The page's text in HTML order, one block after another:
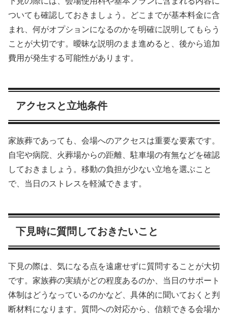
ついても確認しておきましょう。どこまでが基本料金に含
まれ、何がオプションになるのかを明確に説明してもらう
ことが大切です。曖昧な説明のまま進めると、後から追加
費用が発生する可能性があります。
アクセスと立地条件
家族葬であっても、会場へのアクセスは重要な要素です。
自宅や病院、火葬場からの距離、駐車場の有無などを確認
しておきましょう。移動の負担が少ない立地を選ぶこと
で、当日のストレスを軽減できます。
下見時に質問しておきたいこと
下見の際は、気になる点を遠慮せずに質問することが大切
です。家族葬の実績がどの程度あるのか、当日のサポート
体制はどうなっているのかなど、具体的に聞いておくと判
断材料になります。質問への対応から、信頼できる会場か